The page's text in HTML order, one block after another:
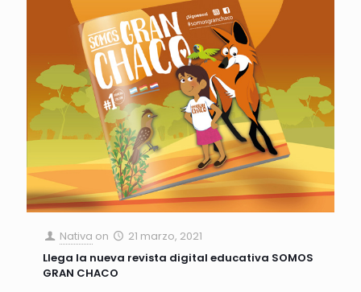
Nativa on
21 marzo, 2021
Llega la nueva revista digital educativa SOMOS
GRAN CHACO